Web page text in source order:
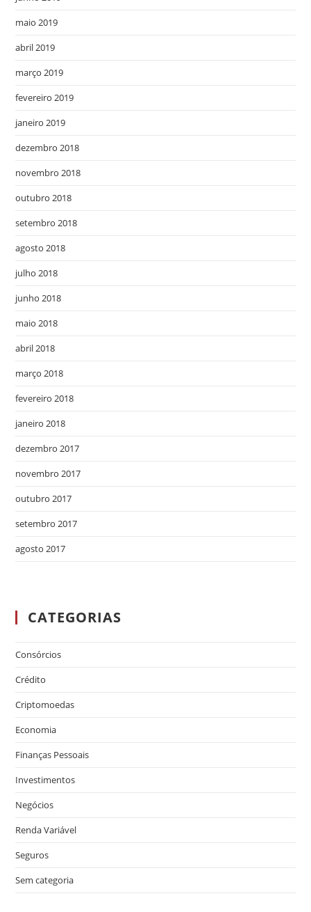
maio 2019
abril 2019
março 2019
fevereiro 2019
janeiro 2019
dezembro 2018
novembro 2018
outubro 2018
setembro 2018
agosto 2018
julho 2018
junho 2018
maio 2018
abril 2018
março 2018
fevereiro 2018
janeiro 2018
dezembro 2017
novembro 2017
outubro 2017
setembro 2017
agosto 2017
CATEGORIAS
Consórcios
Crédito
Criptomoedas
Economia
Finanças Pessoais
Investimentos
Negócios
Renda Variável
Seguros
Sem categoria